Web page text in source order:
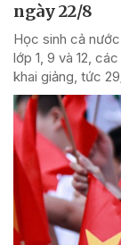
ngày 22/8
Học sinh cả
lớp 1, 9 và 12,
khai giảng, tức